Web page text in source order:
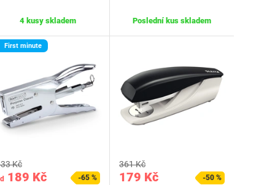
4 kusy skladem Poslední kus skladem
First minute
189 Kč
Kč
-65 % 179 Kč
361 Kč
-50 %